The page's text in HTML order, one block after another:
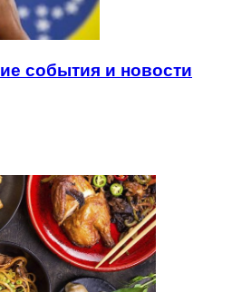
события и новости